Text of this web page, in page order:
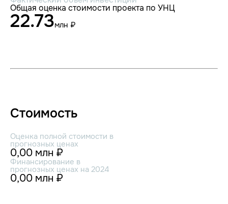
Общая оценка стоимости проекта по УНЦ
22.73млн ₽
Стоимость
Оценка полной стоимости в
прогнозных ценах
0,00 млн ₽
Финансирование в
прогнозных ценах на 2024
0,00 млн ₽